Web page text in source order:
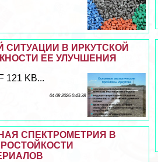
СИТУАЦИИ В ИРКУТСКОЙ
ЕЕ УЛУЧШЕНИЯ
121 KB...
04 08 2026 0:43:38
СПЕКТРОМЕТРИЯ В